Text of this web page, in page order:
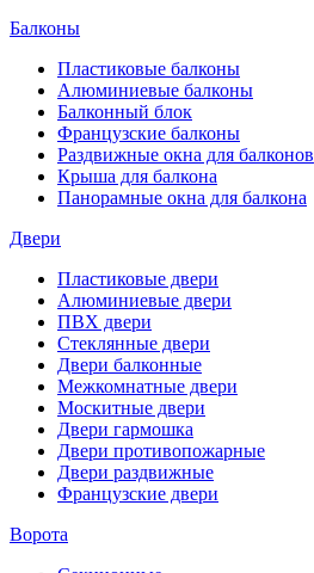
Балконы
Пластиковые балконы
Алюминиевые балконы
Балконный блок
Французские балконы
Раздвижные окна для балконов
Крыша для балкона
Панорамные окна для балкона
Двери
Пластиковые двери
Алюминиевые двери
ПВХ двери
Стеклянные двери
Двери балконные
Межкомнатные двери
Москитные двери
Двери гармошка
Двери противопожарные
Двери раздвижные
Французские двери
Ворота